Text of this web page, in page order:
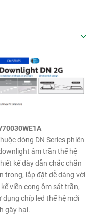
dòng DN Series phiên
âm trần thế hệ
kế dày dẵn chắc chắn
trong, lắp đặt dễ dàng với
viền cong ôm sát trần,
chíp led thế hệ mới
gây hại.